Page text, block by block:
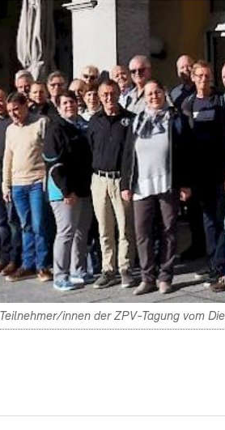
Teilnehmer/innen der ZPV-Tagung vom